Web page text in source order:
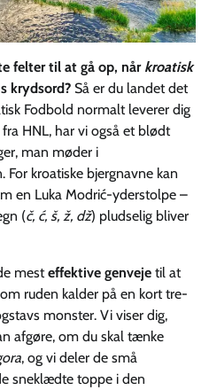
felter til at gå op, når kroatisk
krydsord? Så er du landet det
Fodbold normalt leverer dig
HNL, har vi også et blødt
man møder i
For kroatiske bjergnavne kan
en Luka Modrić-yderstolpe –
(č, ć, š, ž, dž) pludselig bliver
mesteffektive genveje til at
ruden kalder på en kort tre-
monster. Vi viser dig,
afgøre, om du skal tænke
, og vi deler de små
sneklædte toppe i den